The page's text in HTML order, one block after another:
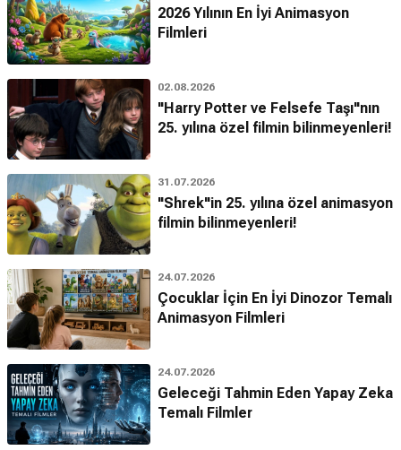
2026 Yılının En İyi Animasyon
Filmleri
02.08.2026
"Harry Potter ve Felsefe Taşı"nın
25. yılına özel filmin bilinmeyenleri!
31.07.2026
"Shrek"in 25. yılına özel animasyon
filmin bilinmeyenleri!
24.07.2026
Çocuklar İçin En İyi Dinozor Temalı
Animasyon Filmleri
24.07.2026
Geleceği Tahmin Eden Yapay Zeka
Temalı Filmler